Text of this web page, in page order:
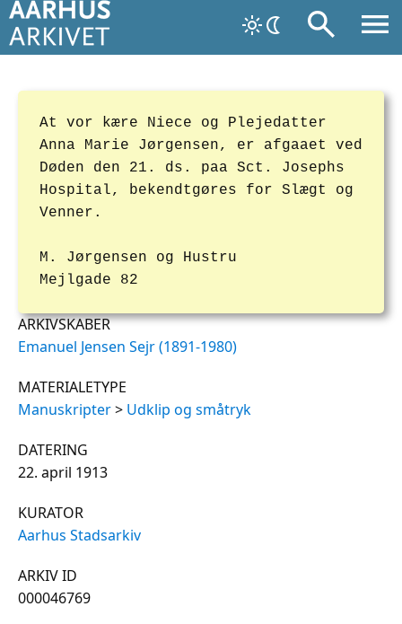
At vor kære Niece og Plejedatter
Anna Marie Jørgensen, er afgaaet ved
Døden den 21. ds. paa Sct. Josephs
Hospital, bekendtgøres for Slægt og
Venner.
M. Jørgensen og Hustru
Mejlgade 82
ARKIVSKABER
Emanuel Jensen Sejr (1891-1980)
MATERIALETYPE
Manuskripter> Udklip og småtryk
DATERING
22. april 1913
KURATOR
Aarhus Stadsarkiv
ARKIV ID
000046769